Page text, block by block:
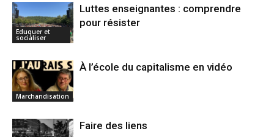
Eduquer et
socialiser
Luttes enseignantes : comprendre
pour résister
Marchandisation
À l’école du capitalisme en vidéo
Faire des liens